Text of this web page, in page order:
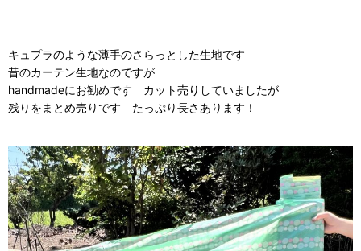
キュプラのような薄手のさらっとした生地です
昔のカーテン生地なのですが
handmadeにお勧めです カット売りしていましたが
残りをまとめ売りです たっぷり長さあります！